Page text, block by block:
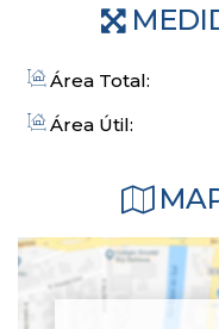
Área Total:
Área Útil: